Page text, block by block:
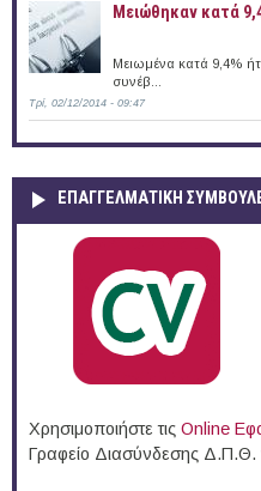
Μειώθηκαν κατά
Μειωμένα κατά 9,4%
συνέβ...
Τρί, 02/12/2014 - 09:47
ΕΠΑΓΓΕΛΜΑΤΙΚΉ
Χρησιμοποιήστε τις Online
Γραφείο Διασύνδεσης Δ.Π.Θ.